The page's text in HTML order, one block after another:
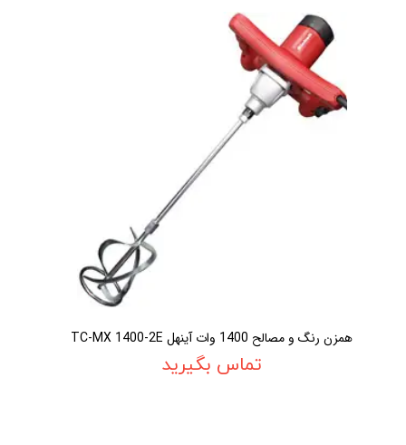
همزن رنگ و مصالح 1400 وات آينهل TC-MX 1400-2E
تماس بگیرید